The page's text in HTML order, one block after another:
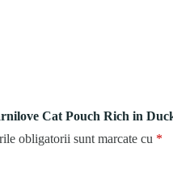
Cat Pouch Rich in
obligatorii sunt marcate cu *